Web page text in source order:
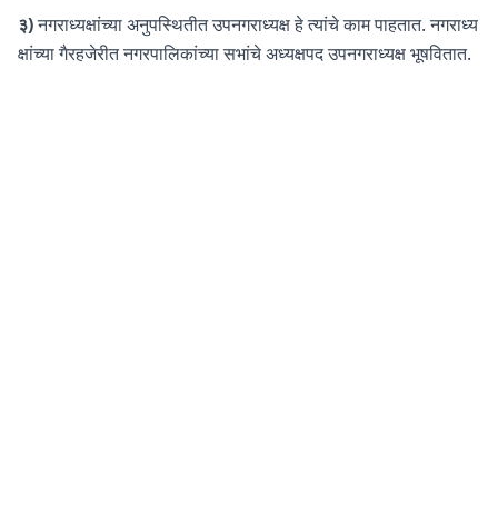
३)नगराध्यक्षांच्या अनुपस्थितीत उपनगराध्यक्ष हे त्यांचे काम पाहतात. नगराध्य
क्षांच्या गैरहजेरीत नगरपालिकांच्या सभांचे अध्यक्षपद उपनगराध्यक्ष भूषवितात.